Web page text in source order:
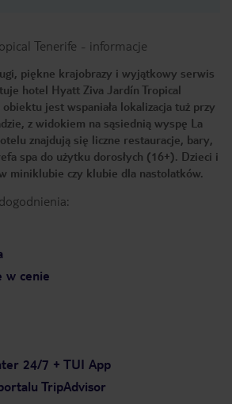
Tenerife - informacje
piękne krajobrazy i wyjątkowy serwis
hotel Hyatt Ziva Jardín Tropical
jest wspaniała lokalizacja tuż przy
z widokiem na sąsiednią wyspę La
znajdują się liczne restauracje, bary,
spa do użytku dorosłych (16+). Dzieci i
w miniklubie czy klubie dla nastolatków.
w cenie
24/7 + TUI App
TripAdvisor